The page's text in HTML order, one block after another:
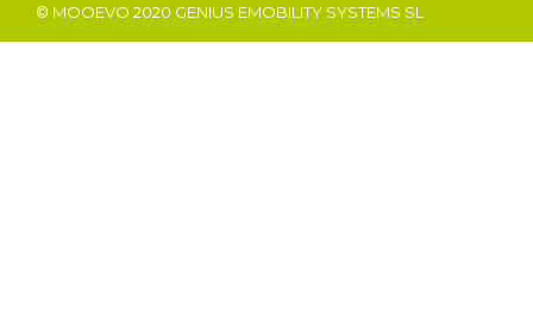
© MOOEVO 2020 GENIUS EMOBILITY SYSTEMS SL